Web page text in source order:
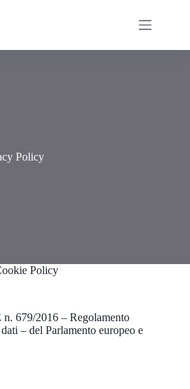
Policy
Policy
679/2016 – Regolamento
– del Parlamento europeo e